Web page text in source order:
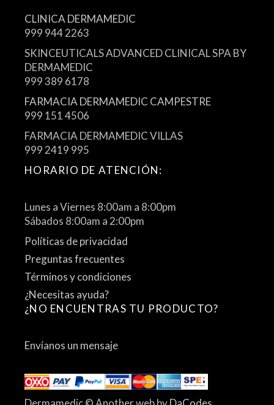
CLINICA DERMAMEDIC
999 944 2263
SKINCEUTICALS ADVANCED CLINICAL SPA BY
DERMAMEDIC
999 389 6178
FARMACIA DERMAMEDIC CAMPESTRE
999 151 4506
FARMACIA DERMAMEDIC VILLAS
999 2419 995
HORARIO DE ATENCIÓN:
Lunes a Viernes 8:00am a 8:00pm
Sábados 8:00am a 2:00pm
Políticas de privacidad
Preguntas frecuentes
Términos y condiciones
¿Necesitas ayuda?
¿NO ENCUENTRAS TU PRODUCTO?
Envíanos un mensaje